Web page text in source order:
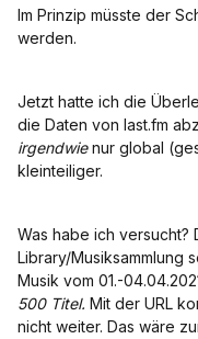
Im Prinzip müsste der
werden.
Jetzt hatte ich die
die Daten von last.fm
irgendwienur global
kleinteiliger.
Was habe ich versucht?
Library/Musiksammlung
Musik vom 01.-
500 Titel. Mit der URL
nicht weiter. Das wäre